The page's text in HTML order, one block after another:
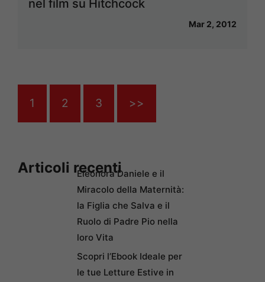
nel film su Hitchcock
Mar 2, 2012
1 2 3 >>
Articoli recentiEleonora Daniele e il
Miracolo della Maternità:
la Figlia che Salva e il
Ruolo di Padre Pio nella
loro Vita
Scopri l’Ebook Ideale per
le tue Letture Estive in